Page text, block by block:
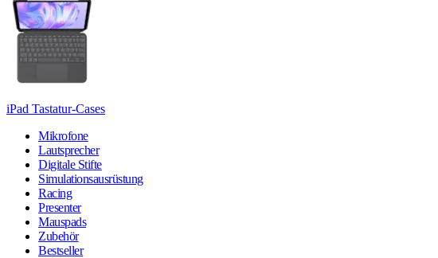
iPad Tastatur-Cases
Mikrofone
Lautsprecher
Digitale Stifte
Simulationsausrüstung
Racing
Presenter
Mauspads
Zubehör
Bestseller